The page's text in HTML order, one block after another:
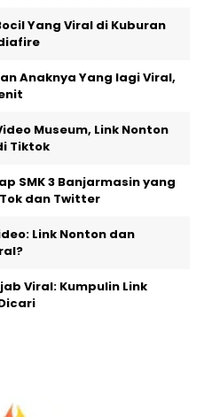
Yang Viral di Kuburan
Anaknya Yang lagi Viral,
Museum, Link Nonton
Tiktok
SMK 3 Banjarmasin yang
dan Twitter
Link Nonton dan
Viral: Kumpulin Link